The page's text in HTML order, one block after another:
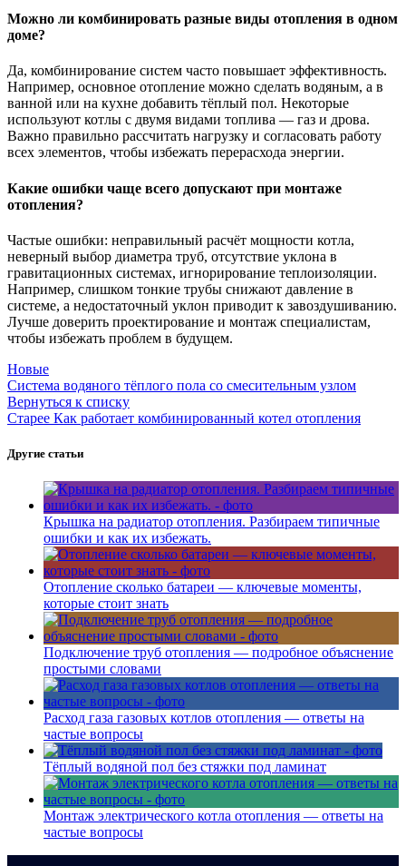
Можно ли комбинировать разные виды отопления в одном
доме?
Да, комбинирование систем часто повышает эффективность.
Например, основное отопление можно сделать водяным, а в
ванной или на кухне добавить тёплый пол. Некоторые
используют котлы с двумя видами топлива — газ и дрова.
Важно правильно рассчитать нагрузку и согласовать работу
всех элементов, чтобы избежать перерасхода энергии.
Какие ошибки чаще всего допускают при монтаже
отопления?
Частые ошибки: неправильный расчёт мощности котла,
неверный выбор диаметра труб, отсутствие уклона в
гравитационных системах, игнорирование теплоизоляции.
Например, слишком тонкие трубы снижают давление в
системе, а недостаточный уклон приводит к завоздушиванию.
Лучше доверить проектирование и монтаж специалистам,
чтобы избежать проблем в будущем.
Новые
Система водяного тёплого пола со смесительным узлом
Вернуться к списку
Старее Как работает комбинированный котел отопления
Другие статьи
Крышка на радиатор отопления. Разбираем типичные
ошибки и как их избежать.
Отопление сколько батареи — ключевые моменты,
которые стоит знать
Подключение труб отопления — подробное объяснение
простыми словами
Расход газа газовых котлов отопления — ответы на
частые вопросы
Тёплый водяной пол без стяжки под ламинат
Монтаж электрического котла отопления — ответы на
частые вопросы